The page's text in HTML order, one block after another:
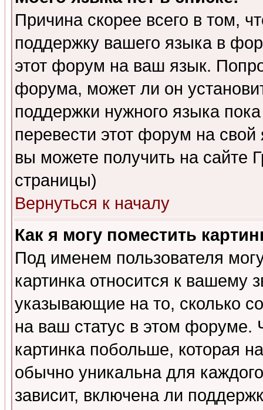
Причина скорее всего в том,
поддержку вашего языка в
этот форум на ваш язык.
форума, может ли он
поддержки нужного языка
перевести этот форум на
вы можете получить на сайте
страницы)
Вернуться к началу
Как я могу поместить
Под именем пользователя
картинка относится к вашему
указывающие на то, сколько
на ваш статус в этом форуме.
картинка побольше, которая
обычно уникальна для
зависит, включена ли